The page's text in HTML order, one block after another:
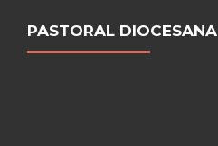
PASTORAL DIOCESANA